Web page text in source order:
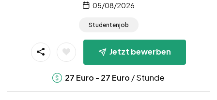
05/08/2026
Studentenjob
Jetzt bewerben
27 Euro - 27 Euro / Stunde